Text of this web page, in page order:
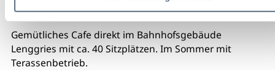
Gemütliches Cafe direkt im Bahnhofsgebäude
Lenggries mit ca. 40 Sitzplätzen. Im Sommer mit
Terassenbetrieb.